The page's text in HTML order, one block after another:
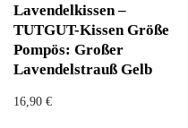
Lavendelkissen –
TUTGUT-Kissen Größe
Pompös: Großer
Lavendelstrauß Gelb
16,90 €